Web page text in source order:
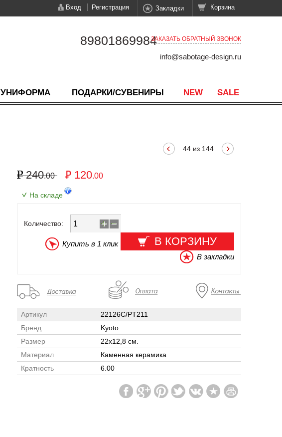
Вход Регистрация Закладки Корзина
УНИФОРМА ПОДАРКИ/СУВЕНИРЫ NEW SALE
89801869984ЗАКАЗАТЬ ОБРАТНЫЙ ЗВОНОК
info@sabotage-design.ru
44 из 144
240.00 120.00
На складе
Количество:
В КОРЗИНУ
Купить в 1 клик
В закладки
Артикул
22126C/PT211
Бренд
Kyoto
Размер
22x12,8 см.
Материал
Каменная керамика
Кратность
6.00